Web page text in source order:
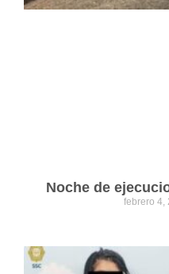
Noche de
febrero 4,